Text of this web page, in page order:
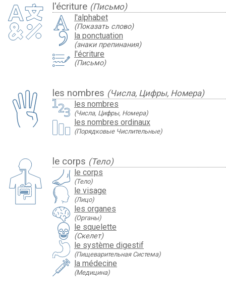
l'écriture (Письмо)
l'alphabet
(Показать слово)
la ponctuation
(знаки препинания)
l'écriture
(Письмо)
les nombres (Числа, Цифры, Номера)
les nombres
(Числа, Цифры, Номера)
les nombres ordinaux
(Порядковые Числительные)
le corps (Тело)
le corps
(Тело)
le visage
(Лицо)
les organes
(Органы)
le squelette
(Скелет)
le système digestif
(Пищеварительная Система)
la médecine
(Медицина)